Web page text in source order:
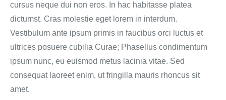
cursus neque dui non eros. In hac habitasse platea
dictumst. Cras molestie eget lorem in interdum.
Vestibulum ante ipsum primis in faucibus orci luctus et
ultrices posuere cubilia Curae; Phasellus condimentum
ipsum nunc, eu euismod metus lacinia vitae. Sed
consequat laoreet enim, ut fringilla mauris rhoncus sit
amet.